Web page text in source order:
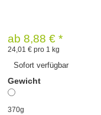
ab8,88 €*
24,01 € pro 1 kg
Sofort verfügbar
Gewicht
370g